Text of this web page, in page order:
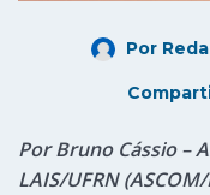
Por
Por Bruno Cássio –
LAIS/UFRN